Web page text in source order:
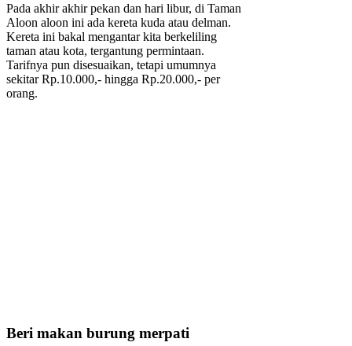
Pada akhir akhir pekan dan hari libur, di Taman
Aloon aloon ini ada kereta kuda atau delman.
Kereta ini bakal mengantar kita berkeliling
taman atau kota, tergantung permintaan.
Tarifnya pun disesuaikan, tetapi umumnya
sekitar Rp.10.000,- hingga Rp.20.000,- per
orang.
Beri makan burung merpati